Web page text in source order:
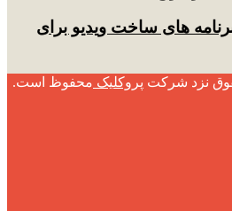
های ساخت ویدیو برای
پروکلیک محفوظ است.